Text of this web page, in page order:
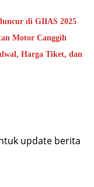
di GIIAS 2025
Motor Canggih
Harga Tiket, dan
update berita